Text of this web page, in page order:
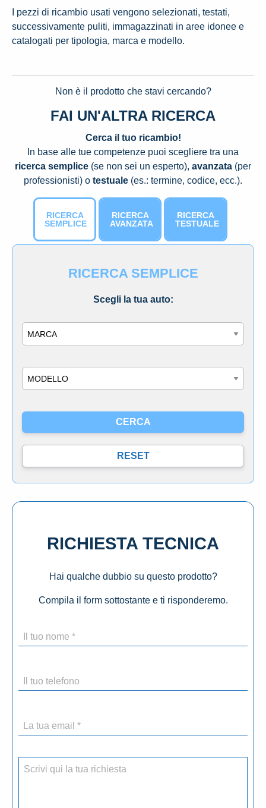
I pezzi di ricambio usati vengono selezionati, testati,
successivamente puliti, immagazzinati in aree idonee e
catalogati per tipologia, marca e modello.
Non è il prodotto che stavi cercando?
FAI UN'ALTRA RICERCA
Cerca il tuo ricambio!
In base alle tue competenze puoi scegliere tra una
ricerca semplice (se non sei un esperto), avanzata (per
professionisti) o testuale (es.: termine, codice, ecc.).
RICERCA
SEMPLICE
RICERCA
AVANZATA
RICERCA
TESTUALE
RICERCA SEMPLICE
Scegli la tua auto:
RICHIESTA TECNICA
Hai qualche dubbio su questo prodotto?
Compila il form sottostante e ti risponderemo.